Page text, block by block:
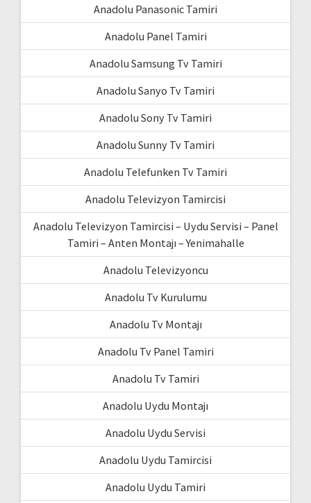
Anadolu Panasonic Tamiri
Anadolu Panel Tamiri
Anadolu Samsung Tv Tamiri
Anadolu Sanyo Tv Tamiri
Anadolu Sony Tv Tamiri
Anadolu Sunny Tv Tamiri
Anadolu Telefunken Tv Tamiri
Anadolu Televizyon Tamircisi
Anadolu Televizyon Tamircisi – Uydu Servisi – Panel
Tamiri – Anten Montajı – Yenimahalle
Anadolu Televizyoncu
Anadolu Tv Kurulumu
Anadolu Tv Montajı
Anadolu Tv Panel Tamiri
Anadolu Tv Tamiri
Anadolu Uydu Montajı
Anadolu Uydu Servisi
Anadolu Uydu Tamircisi
Anadolu Uydu Tamiri